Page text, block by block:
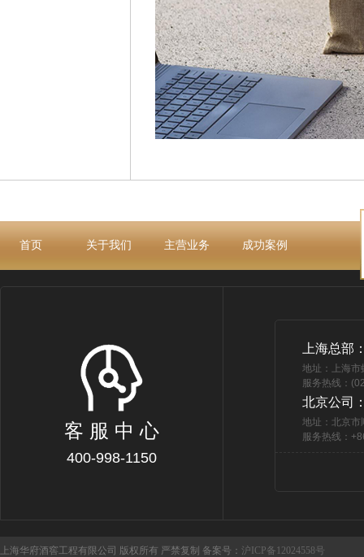
首页 关于我们 主营业务 成功案例
客 服 中 心
400-998-1150
上海总部
地址：上海
服务热线：
北京公司
地址：北京市
服务热线：
上海华府酒窖工程有限公司 版权所有 严禁复制 备案号： 沪ICP备12024558号